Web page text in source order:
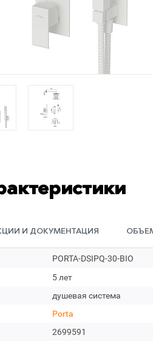
И ДОКУМЕНТАЦИЯ
PORTA-DSIPQ-30-BIO
5 лет
душевая система
Porta
2699591